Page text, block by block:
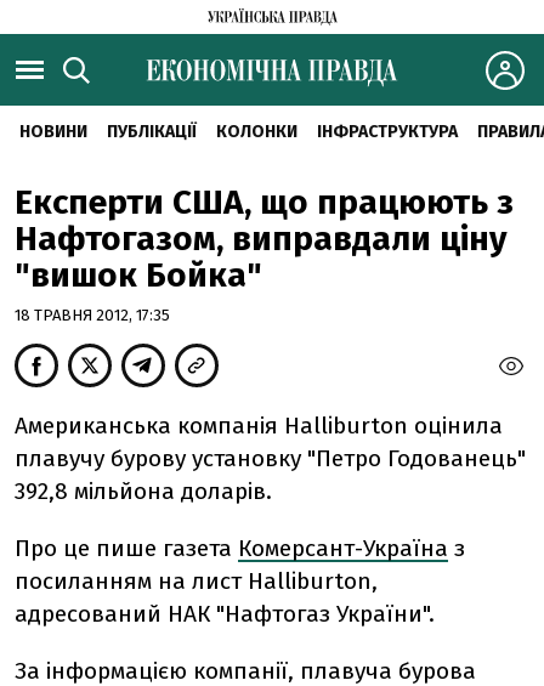
НОВИНИ ПУБЛІКАЦІЇ КОЛОНКИ ІНФРАСТРУКТУРА
Експерти США, що працюють з
Нафтогазом, виправдали ціну
"вишок Бойка"
18 ТРАВНЯ 2012, 17:35
Американська компанія Halliburton оцінила
плавучу бурову установку "Петро Годованець"
392,8 мільйона доларів.
Про це пише газета Комерсант-Україна з
посиланням на лист Halliburton,
адресований НАК "Нафтогаз України".
За інформацією компанії, плавуча бурова